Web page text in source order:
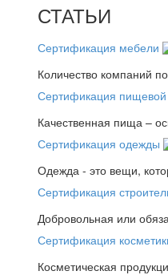
СТАТЬИ
Сертификация мебели
Количество компаний
Сертификация пищевой
Качественная пища –
Сертификация одежды
Одежда - это вещи,
Сертификация
Добровольная или
Сертификация
Косметическая